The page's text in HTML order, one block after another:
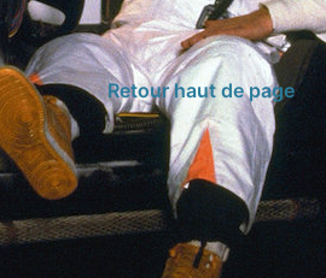
Retour haut de page